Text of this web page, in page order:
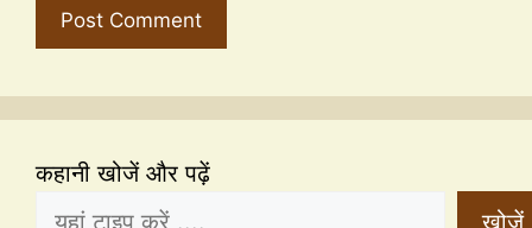
कहानी खोजें और पढ़ें